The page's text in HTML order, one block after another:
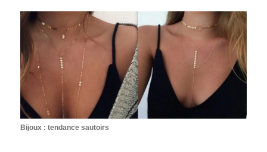
Bijoux : tendance sautoirs